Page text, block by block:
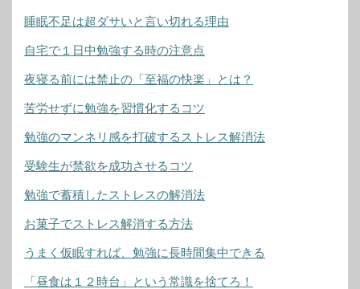
睡眠不足は超ダサいと言い切れる理由
自宅で１日中勉強する時の注意点
夜寝る前には禁止の「至福の快楽」とは？
苦労せずに勉強を習慣化するコツ
勉強のマンネリ感を打破するストレス解消法
受験生が禁欲を成功させるコツ
勉強で蓄積したストレスの解消法
お菓子でストレス解消する方法
うまく仮眠すれば、勉強に長時間集中できる
「昼食は１２時台」という常識を捨てろ！